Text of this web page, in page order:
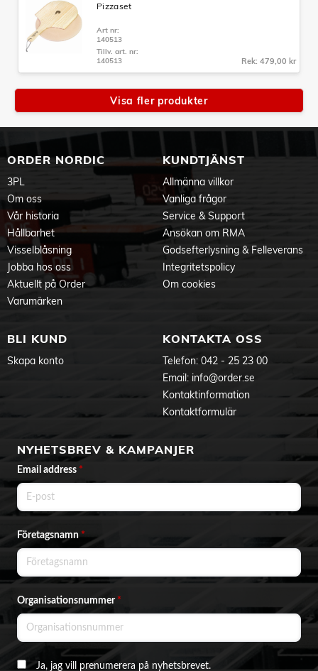
Pizzaset
Art nr:
140513
Tillv. art. nr:
140513
Rek: 479,00 kr
Visa fler produkter
ORDER NORDIC
3PL
Om oss
Vår historia
Hållbarhet
Visselblåsning
Jobba hos oss
Aktuellt på Order
Varumärken
KUNDTJÄNST
Allmänna villkor
Vanliga frågor
Service & Support
Ansökan om RMA
Godsefterlysning & Felleverans
Integritetspolicy
Om cookies
BLI KUND
Skapa konto
KONTAKTA OSS
Telefon: 042 - 25 23 00
Email: info@order.se
Kontaktinformation
Kontaktformulär
NYHETSBREV & KAMPANJER
Email address *
Företagsnamn*
Organisationsnummer *
Ja, jag vill prenumerera på nyhetsbrevet.